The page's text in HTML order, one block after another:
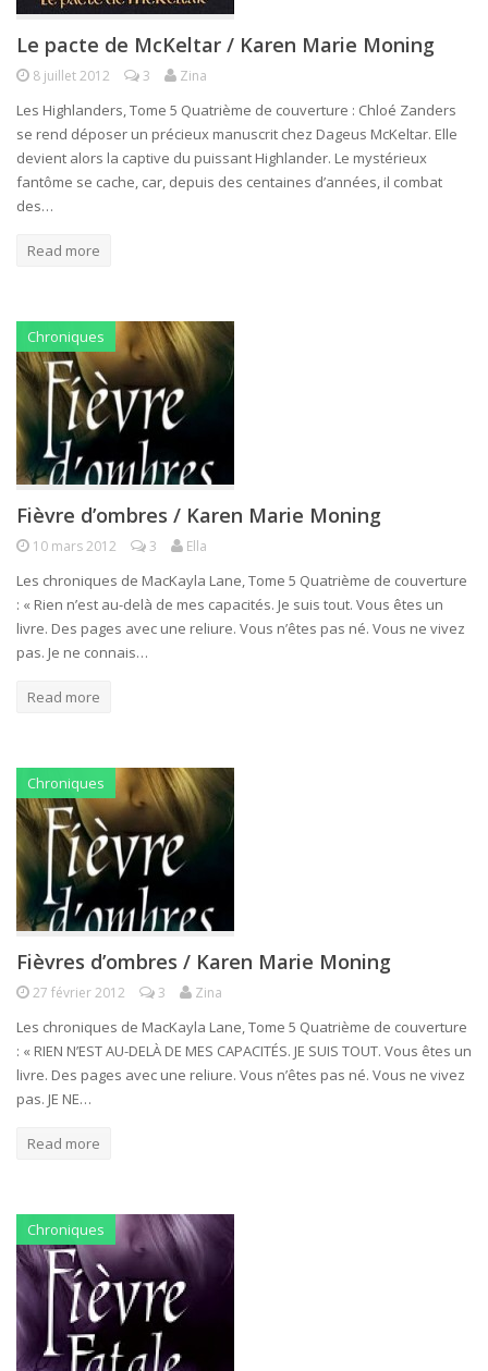
Le pacte de McKeltar / Karen Marie Moning
8 juillet 2012 3 Zina
Les Highlanders, Tome 5 Quatrième de couverture : Chloé Zanders
se rend déposer un précieux manuscrit chez Dageus McKeltar. Elle
devient alors la captive du puissant Highlander. Le mystérieux
fantôme se cache, car, depuis des centaines d’années, il combat
des…
Read more
Chroniques
Fièvre d’ombres / Karen Marie Moning
10 mars 2012 3 Ella
Les chroniques de MacKayla Lane, Tome 5 Quatrième de couverture
: « Rien n’est au-delà de mes capacités. Je suis tout. Vous êtes un
livre. Des pages avec une reliure. Vous n’êtes pas né. Vous ne vivez
pas. Je ne connais…
Read more
Chroniques
Fièvres d’ombres / Karen Marie Moning
27 février 2012 3 Zina
Les chroniques de MacKayla Lane, Tome 5 Quatrième de couverture
: « RIEN N’EST AU-DELÀ DE MES CAPACITÉS. JE SUIS TOUT. Vous êtes un
livre. Des pages avec une reliure. Vous n’êtes pas né. Vous ne vivez
pas. JE NE…
Read more
Chroniques